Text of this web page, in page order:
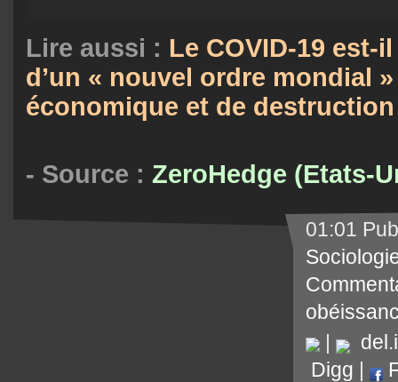
Lire aussi : Le COVID-19 est-
d’un « nouvel ordre mondial
économique et de
- Source : ZeroHedge (Etats-
01:01
|
Digg |